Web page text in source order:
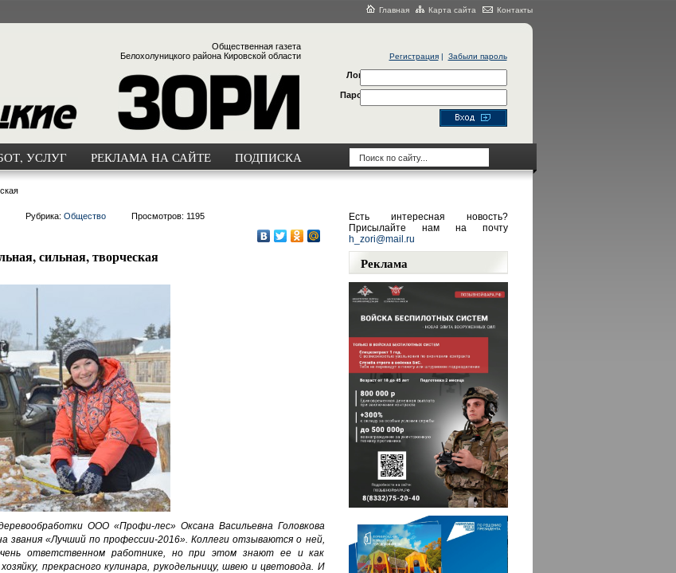
Главная Карта сайта Контакты
Общественная газета
Белохолуницкого района Кировской области
Регистрация| Забыли пароль
Логин
Пароль
УСЛУГ РЕКЛАМА НА САЙТЕ ПОДПИСКА
Рубрика: Общество Просмотров: 1195
сильная, творческая
ООО «Профи-лес» Оксана Васильевна Головкова
звания «Лучший по профессии-2016». Коллеги отзываются о ней,
ответственном работнике, но при этом знают ее и как
прекрасного кулинара, рукодельницу, швею и цветовода. И
Есть интересная новость?
Присылайте нам на почту
h_zori@mail.ru
Реклама